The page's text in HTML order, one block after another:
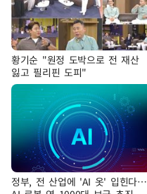
황기순 "원정 도박으로 전 재산
잃고 필리핀 도피"
정부, 전 산업에 'AI 옷' 입힌다…